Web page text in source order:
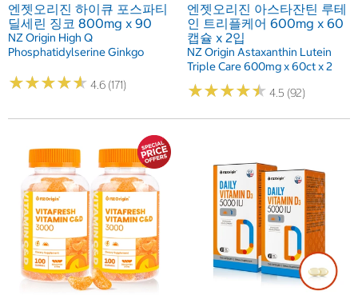
엔젯오리진 하이큐 포스파티
딜세린 징코 800mg x 90
NZ Origin High Q
Phosphatidylserine Ginkgo
★★★★★
★★★★★ 4.6 (171)
엔젯오리진 아스타잔틴 루테
인 트리플케어 600mg x 60
캡슐 x 2입
NZ Origin Astaxanthin Lutein
Triple Care 600mg x 60ct x 2
★★★★★
★★★★★ 4.5 (92)